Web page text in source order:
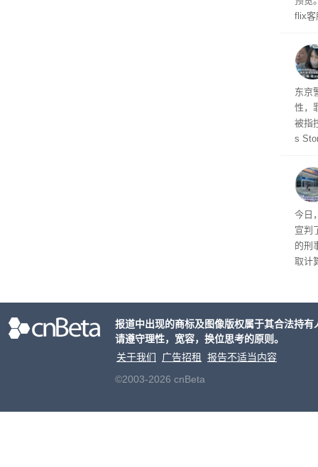
flix客
27
东京
性，
被指
s
品
美元)
多
今日
宣判
的刑
取计
报道中出现的商标及图像版权属于其合法持
请遵守理性，宽容，换位思考的原则。
关于我们
广告招租
报告不适当内容
©2003-2026 cnBeta